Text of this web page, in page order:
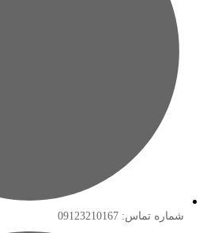
تماس: 09123210167